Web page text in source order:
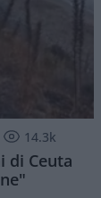
14.3k
di Ceuta